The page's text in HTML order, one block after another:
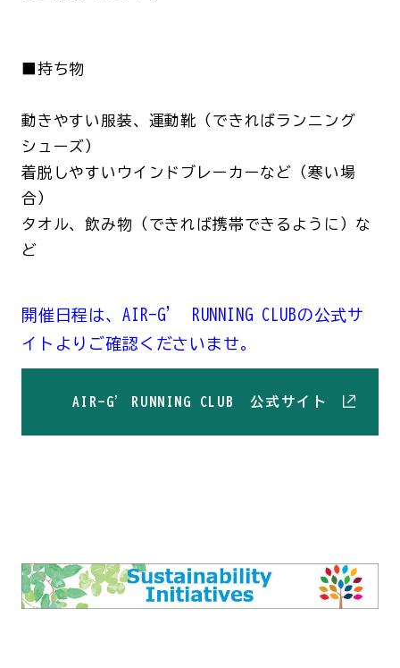
■持ち物
動きやすい服装、運動靴（できればランニング
シューズ）
着脱しやすいウインドブレーカーなど（寒い場
合）
タオル、飲み物（できれば携帯できるように）な
ど
開催日程は、AIR-G’ RUNNING CLUBの公式サ
イトよりご確認くださいませ。
AIR-G' RUNNING CLUB 公式サイト